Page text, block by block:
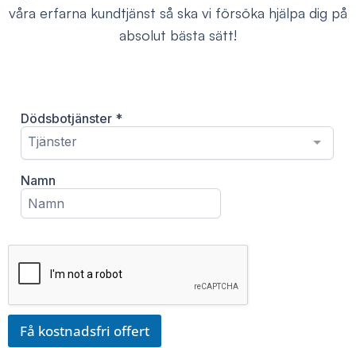
våra erfarna kundtjänst så ska vi försöka hjälpa dig på
absolut bästa sätt!
Få kostnadsfri offert